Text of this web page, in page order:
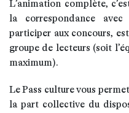
L’animation complète,
la correspondance
participer aux concours,
groupe de lecteurs (soit
maximum).
Le Pass culture vous
la part collective du